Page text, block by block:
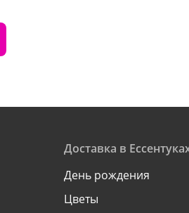
Доставка в
День рождения
Цветы